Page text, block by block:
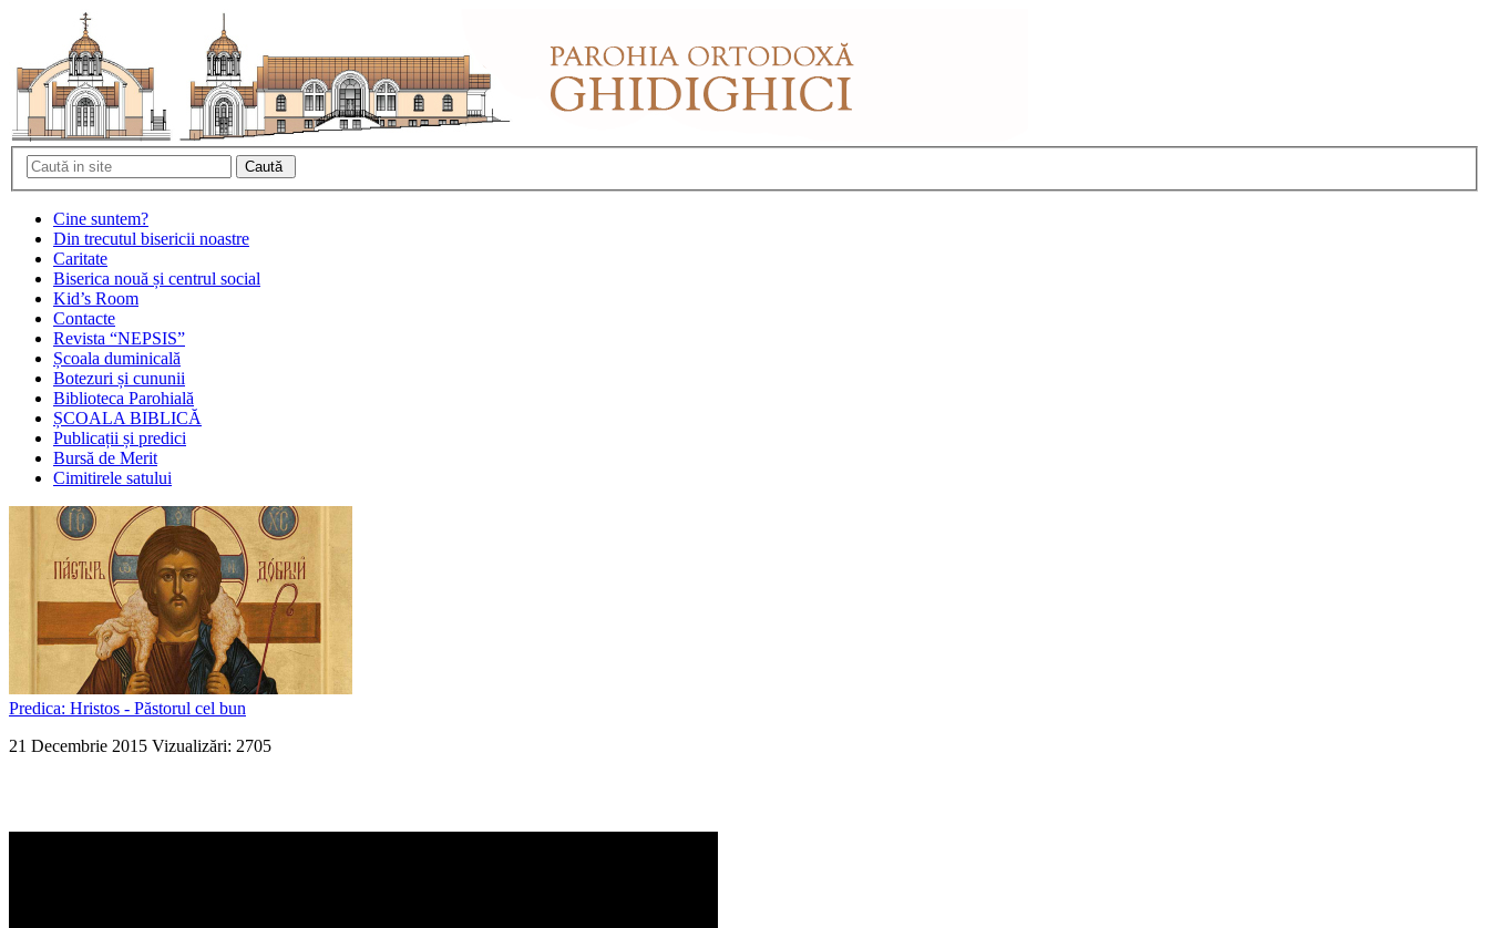
Cine suntem?
Din trecutul bisericii noastre
Caritate
Biserica nouă și centrul social
Kid’s Room
Contacte
Revista “NEPSIS”
Școala duminicală
Botezuri și cununii
Biblioteca Parohială
ȘCOALA BIBLICĂ
Publicații și predici
Bursă de Merit
Cimitirele satului
Predica: Hristos - Păstorul cel bun
21 Decembrie 2015 Vizualizări: 2705